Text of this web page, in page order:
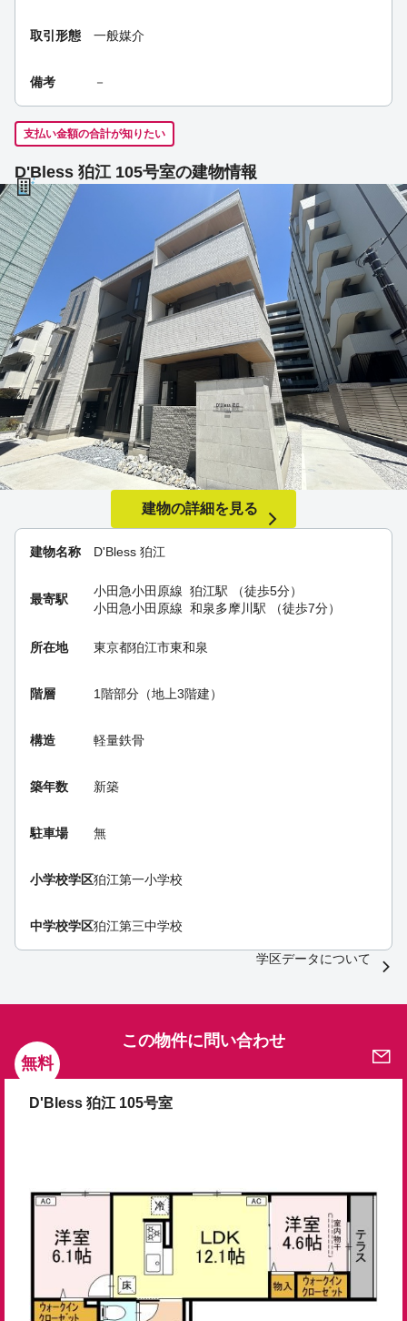
取引形態 一般媒介
備考 －
支払い金額の合計が知りたい
D'Bless 狛江 105号室の建物情報
建物名称 D'Bless 狛江
最寄駅
小田急小田原線 狛江駅 （徒歩5分）
小田急小田原線 和泉多摩川駅 （徒歩7分）
所在地 東京都狛江市東和泉
階層 1階部分（地上3階建）
構造 軽量鉄骨
築年数 新築
駐車場 無
小学校学区狛江第一小学校
中学校学区狛江第三中学校
建物の詳細を見る
学区データについて
無料
この物件に問い合わせ
D'Bless 狛江 105号室